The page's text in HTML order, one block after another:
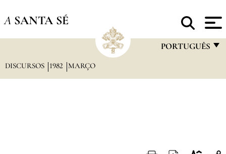
A SANTA SÉ
PORTUGUÊS
DISCURSOS 1982 MARÇO